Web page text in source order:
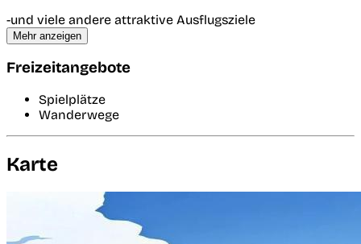
-und viele andere attraktive Ausflugsziele
Mehr anzeigen
Freizeitangebote
Spielplätze
Wanderwege
Karte